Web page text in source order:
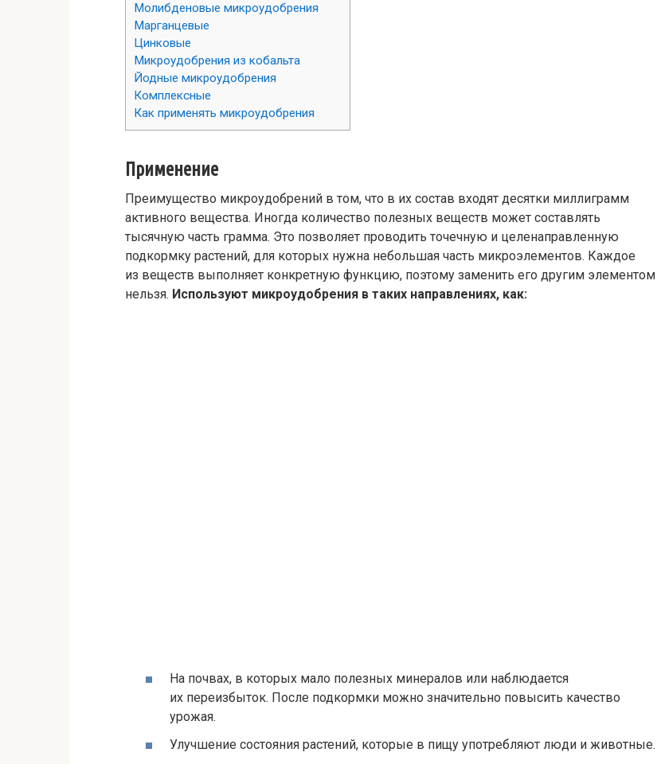
Молибденовые микроудобрения
Марганцевые
Цинковые
Микроудобрения из кобальта
Йодные микроудобрения
Комплексные
Как применять микроудобрения
Применение
Преимущество микроудобрений в том, что в их состав входят десятки миллиграмм
активного вещества. Иногда количество полезных веществ может составлять
тысячную часть грамма. Это позволяет проводить точечную и целенаправленную
подкормку растений, для которых нужна небольшая часть микроэлементов. Каждое
из веществ выполняет конкретную функцию, поэтому заменить его другим элементом
нельзя. Используют микроудобрения в таких направлениях, как:
На почвах, в которых мало полезных минералов или наблюдается
их переизбыток. После подкормки можно значительно повысить качество
урожая.
Улучшение состояния растений, которые в пищу употребляют люди и животные.